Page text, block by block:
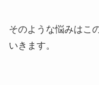
そのような悩みはこ
いきます。